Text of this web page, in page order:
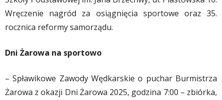
Wręczenie nagród za osiągnięcia sportowe oraz 35.
rocznica reformy samorządu.
Dni Żarowa na sportowo
– Spławikowe Zawody Wędkarskie o puchar Burmistrza
Żarowa z okazji Dni Żarowa 2025, godzina 7:00 – zbiórka,